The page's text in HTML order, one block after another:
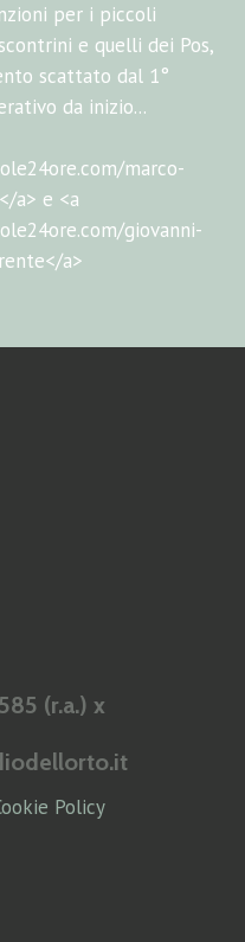
per i piccoli
e quelli dei Pos,
scattato dal 1°
da inizio...
marco-
a> e <a
giovanni-
a>
(r.a.) x
Policy